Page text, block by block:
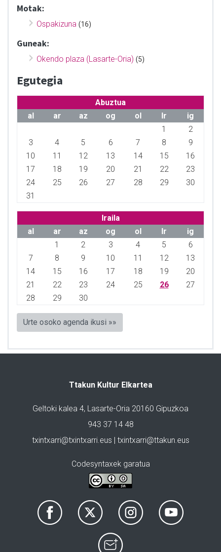
Motak:
Ospakizuna (16)
Guneak:
Okendo plaza (Lasarte-Oria) (5)
Egutegia
Abuztua
al
ar az og ol lr
ig
1
2
3
4 5 6 7 8
9
10
11 12 13 14 15
16
17
18 19 20 21 22
23
24
25 26 27 28 29
30
31
Iraila
al
ar az og ol lr
ig
1
2 3 4 5
6
7
8 9 10 11 12
13
14
15 16 17 18 19
20
21
22 23 24 25 26
27
28
29 30
Urte osoko agenda ikusi »»
Ttakun Kultur Elkartea
Geltoki kalea 4, Lasarte-Oria 20160 Gipuzkoa
943 37 14 48
txintxarri@txintxarri.eus | txintxarri@ttakun.eus
Codesyntaxek garatua